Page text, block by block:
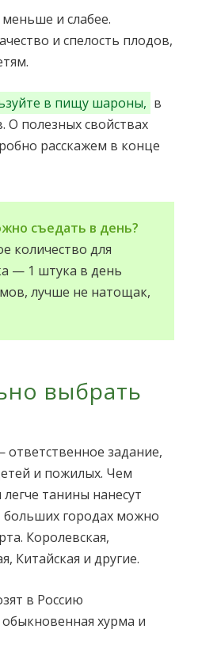
и слабее.
и спелость плодов,
в пищу шароны, в
О полезных свойствах
расскажем в конце
съедать в день?
количество для
— 1 штука в день
лучше не натощак,
выбрать
задание,
и пожилых. Чем
танины нанесут
больших городах можно
Королевская,
Китайская и другие.
в Россию
хурма и